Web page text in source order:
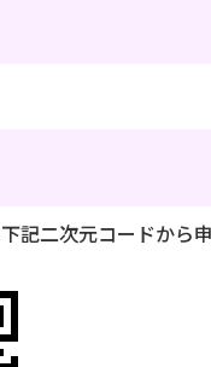
記二次元コードから